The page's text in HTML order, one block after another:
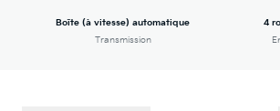
Boîte (à vitesse) automatique
Transmission
4